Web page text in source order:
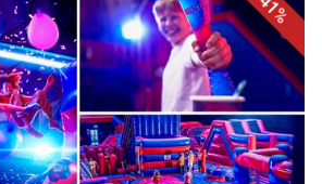
41%